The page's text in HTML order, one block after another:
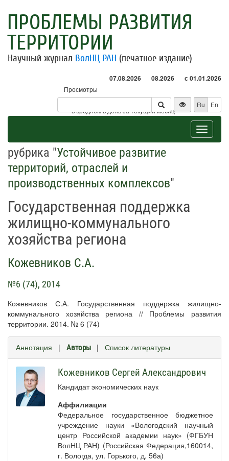
ПРОБЛЕМЫ РАЗВИТИЯ
ТЕРРИТОРИИ
Научный журнал ВолНЦ РАН (печатное издание)
07.08.2026 08.2026 с 01.01.2026
Просмотры
Посетители
* - в среднем в день за текущий месяц
Ru En
Toggle
рубрика "Устойчивое развитие
территорий, отраслей и
производственных комплексов"
Государственная поддержка
жилищно-коммунального
хозяйства региона
Кожевников С.А.
№6 (74), 2014
Кожевников С.А. Государственная поддержка жилищно-
коммунального хозяйства региона // Проблемы развития
территории. 2014. № 6 (74)
Аннотация | Авторы | Список литературы
Кожевников Сергей Александрович
Кандидат экономических наук
Аффилиации
Федеральное государственное бюджетное
учреждение науки «Вологодский научный
центр Российской академии наук» (ФГБУН
ВолНЦ РАН) (Российская Федерация,160014,
г. Вологда, ул. Горького, д. 56а)